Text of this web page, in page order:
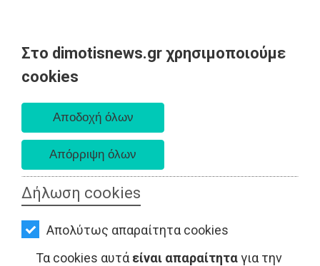
Στο dimotisnews.gr χρησιμοποιούμε
cookies
Δήλωση cookies
Απολύτως απαραίτητα cookies
Τα cookies αυτά είναι απαραίτηταγια την
AΡΧΙΚΗ
ΕΙΔΗΣΕΙΣ
ΠΟΛΙΤΙΚΗ
ΤΟΠΙΚΗ
ΑΥΤΟΔΙΟΙΚΗΣΗ
ΟΙΚΟΝΟΜΙΑ
ΑΘΛΗΤΙΣΜΟΣ